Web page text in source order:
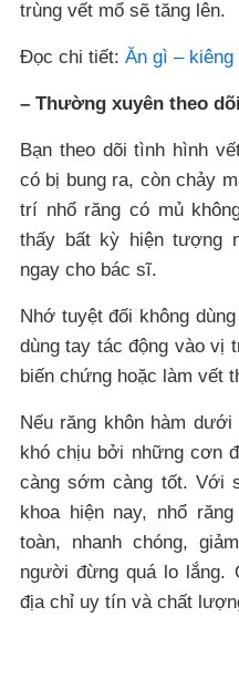
trùng vết mổ sẽ tăng lên.
Đọc chi tiết: Ăn gì – kiêng
– Thường xuyên theo
Bạn theo dõi tình hình
có bị bung ra, còn chảy
trí nhổ răng có mủ
thấy bất kỳ hiện tượng
ngay cho bác sĩ.
Nhớ tuyệt đối không
dùng tay tác động vào vị
biến chứng hoặc làm vết
Nếu răng khôn hàm
khó chịu bởi những cơn
càng sớm càng tốt. Với
khoa hiện nay, nhổ
toàn, nhanh chóng,
người đừng quá lo lắng.
địa chỉ uy tín và chất